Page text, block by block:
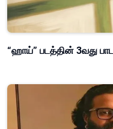
“ஹாய்” படத்தின் 3வது